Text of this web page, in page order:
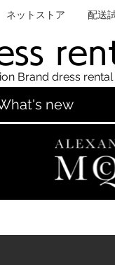
ネットストア 配送
Brand dress
new